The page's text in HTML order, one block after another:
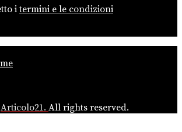
itermini e le condizioni
Articolo21. All rights reserved.